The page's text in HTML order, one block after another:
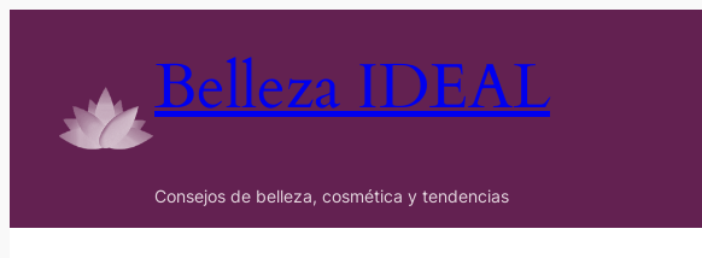
Belleza IDEAL
Consejos de belleza, cosmética y tendencias